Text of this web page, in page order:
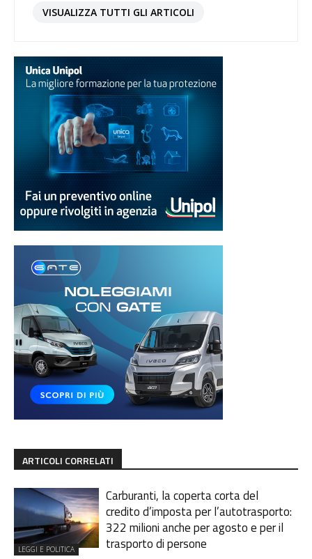
VISUALIZZA TUTTI GLI ARTICOLI
ARTICOLI CORRELATI
LEGGI E POLITICA
Carburanti, la coperta corta del
credito d’imposta per l’autotrasporto:
322 milioni anche per agosto e per il
trasporto di persone